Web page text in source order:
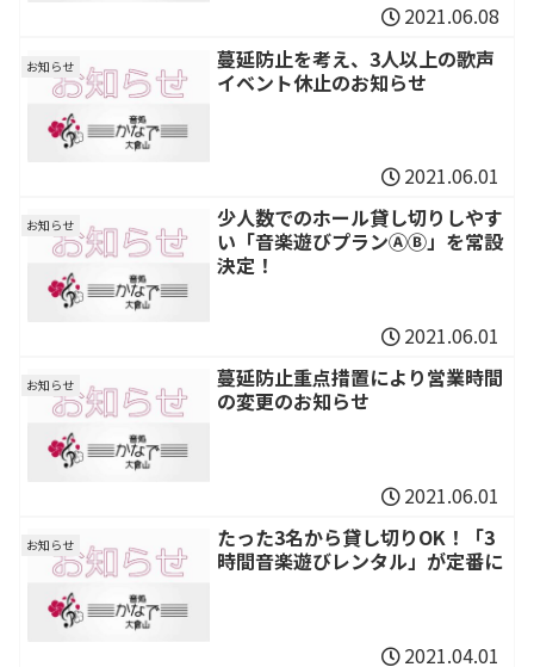
2021.06.08
お知らせ
蔓延防止を考え、3人以上の歌声
イベント休止のお知らせ
2021.06.01
お知らせ
少人数でのホール貸し切りしやす
い「音楽遊びプランⒶⒷ」を常設
決定！
2021.06.01
お知らせ
蔓延防止重点措置により営業時間
の変更のお知らせ
2021.06.01
お知らせ
たった3名から貸し切りOK！「3
時間音楽遊びレンタル」が定番に
2021.04.01